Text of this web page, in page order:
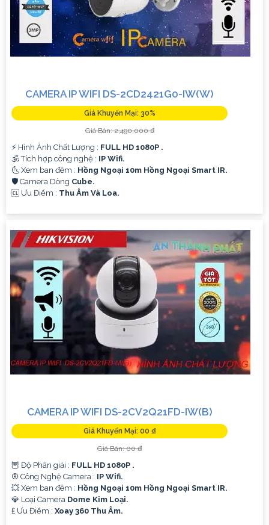
CAMERA IP WIFI DS-2CD2421G0-IW(W)
Giá Khuyến Mại: 30%
Giá Bán: 2,490,000 ₫
️⚡ Hình Ành Chất Lượng : FULL HD 1080P .
🕉️ Tích hợp công nghệ : IP Wifi.
🌜 Xem ban đêm : Hồng Ngoại 10m Hồng Ngoại Smart IR.
🛡 Camera Dòng Cube.
️🆑 Ưu Điểm : Thu Âm Và Loa.
CAMERA IP WIFI DS-2CV2Q21FD-IW(B)
Giá Khuyến Mại: 00 ₫
Giá Bán: 00 ₫
🦉 Độ Phân giải : FULL HD 1080P .
®️ Công Nghệ Camera : IP Wifi.
💥 Xem ban đêm : Hồng Ngoại 10m Hồng Ngoại Smart IR.
💎 Loại Camera Dome Kim Loại.
️₤ Ưu Điểm : Xoay 360 Thu Âm.